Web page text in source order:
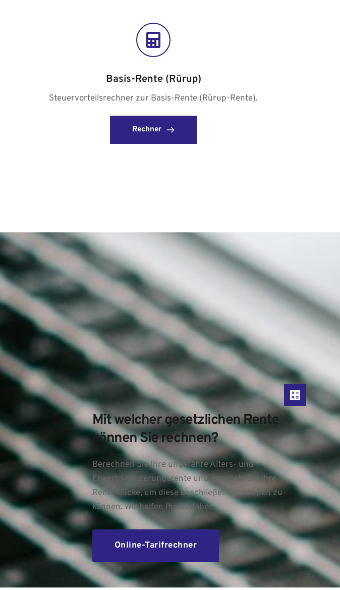
Basis-Rente (Rürup)
Steuervorteilsrechner zur Basis-Rente (Rürup-Rente).
Rechner
Mit welcher gesetzlichen Rente
können Sie rechnen?
Berechnen Sie Ihre ungefähre Alters- und
Erwerbsminderungsrente und ermitteln Sie Ihre
Rentenlücke, um diese anschließend schließen zu
können. Wir helfen Ihnen dabei.
Online-Tarifrechner